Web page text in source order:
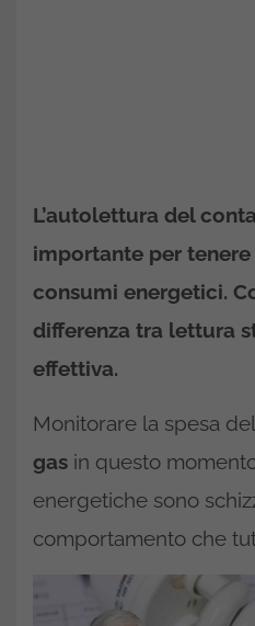
L’autolettura del
importante per
consumi energetici.
differenza tra lettura
effettiva.
Monitorare la spesa
gas in questo
energetiche sono
comportamento che